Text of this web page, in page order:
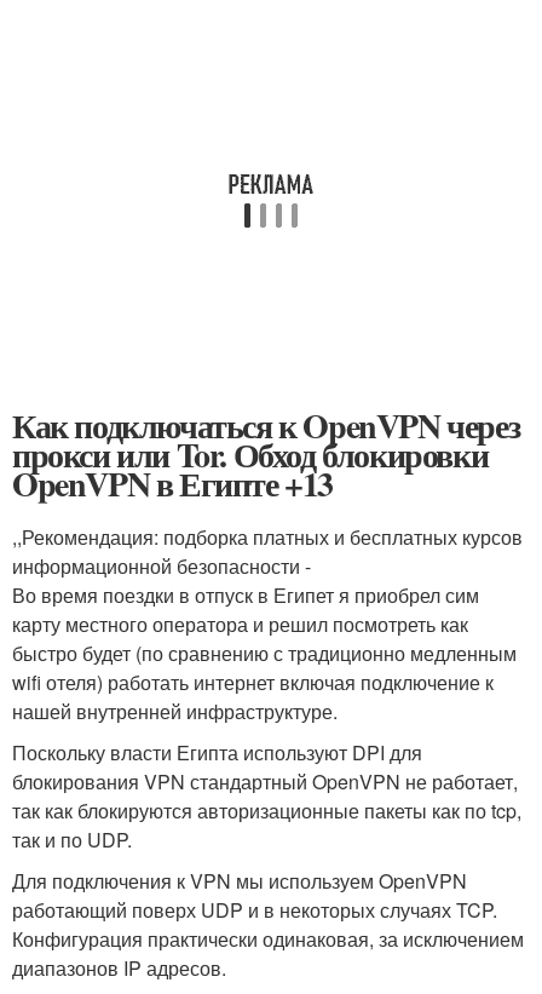
Как подключаться к OpenVPN через
прокси или Tor. Обход блокировки
OpenVPN в Египте +13
,,Рекомендация: подборка платных и бесплатных курсов
информационной безопасности -
Во время поездки в отпуск в Египет я приобрел сим
карту местного оператора и решил посмотреть как
быстро будет (по сравнению с традиционно медленным
wifi отеля) работать интернет включая подключение к
нашей внутренней инфраструктуре.
Поскольку власти Египта используют DPI для
блокирования VPN стандартный OpenVPN не работает,
так как блокируются авторизационные пакеты как по tcp,
так и по UDP.
Для подключения к VPN мы используем OpenVPN
работающий поверх UDP и в некоторых случаях TCP.
Конфигурация практически одинаковая, за исключением
диапазонов IP адресов.